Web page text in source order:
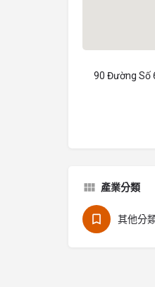
90 Đường Số
產業分類
其他分